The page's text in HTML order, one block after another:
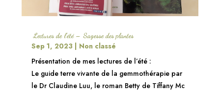
Lectures de l’été – Sagesse des plantes
Sep 1, 2023
Non classé
Présentation de mes lectures de l’été :
Le guide terre vivante de la gemmothérapie par
le Dr Claudine Luu, le roman Betty de Tiffany Mc